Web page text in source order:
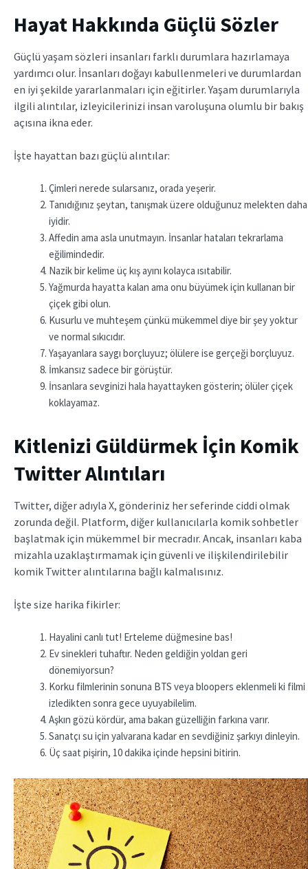
Hayat Hakkında Güçlü Sözler
Güçlü yaşam sözleri insanları farklı durumlara hazırlamaya
yardımcı olur. İnsanları doğayı kabullenmeleri ve durumlardan
en iyi şekilde yararlanmaları için eğitirler. Yaşam durumlarıyla
ilgili alıntılar, izleyicilerinizi insan varoluşuna olumlu bir bakış
açısına ikna eder.
İşte hayattan bazı güçlü alıntılar:
Çimleri nerede sularsanız, orada yeşerir.
Tanıdığınız şeytan, tanışmak üzere olduğunuz melekten daha
iyidir.
Affedin ama asla unutmayın. İnsanlar hataları tekrarlama
eğilimindedir.
Nazik bir kelime üç kış ayını kolayca ısıtabilir.
Yağmurda hayatta kalan ama onu büyümek için kullanan bir
çiçek gibi olun.
Kusurlu ve muhteşem çünkü mükemmel diye bir şey yoktur
ve normal sıkıcıdır.
Yaşayanlara saygı borçluyuz; ölülere ise gerçeği borçluyuz.
İmkansız sadece bir görüştür.
İnsanlara sevginizi hala hayattayken gösterin; ölüler çiçek
koklayamaz.
Kitlenizi Güldürmek İçin Komik
Twitter Alıntıları
Twitter, diğer adıyla X, gönderiniz her seferinde ciddi olmak
zorunda değil. Platform, diğer kullanıcılarla komik sohbetler
başlatmak için mükemmel bir mecradır. Ancak, insanları kaba
mizahla uzaklaştırmamak için güvenli ve ilişkilendirilebilir
komik Twitter alıntılarına bağlı kalmalısınız.
İşte size harika fikirler:
Hayalini canlı tut! Erteleme düğmesine bas!
Ev sinekleri tuhaftır. Neden geldiğin yoldan geri
dönemiyorsun?
Korku filmlerinin sonuna BTS veya bloopers eklenmeli ki filmi
izledikten sonra gece uyuyabilelim.
Aşkın gözü kördür, ama bakan güzelliğin farkına varır.
Sanatçı su için yalvarana kadar en sevdiğiniz şarkıyı dinleyin.
Üç saat pişirin, 10 dakika içinde hepsini bitirin.